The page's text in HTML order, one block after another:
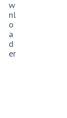
w
nl
o
a
d
er